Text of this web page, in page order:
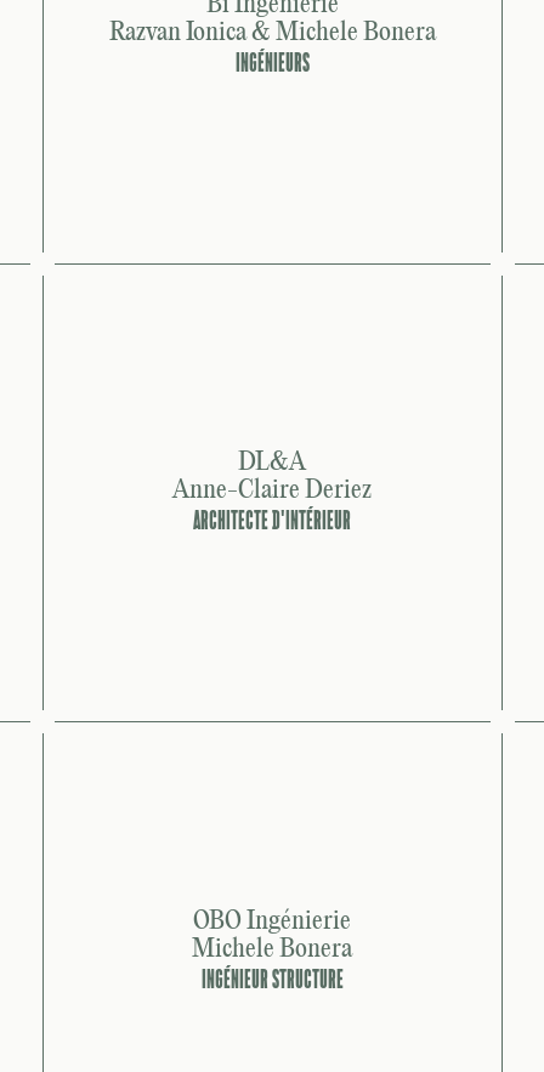
Razvan Ionica & Michele Bonera
INGÉNIEURS
DL&A
Anne-Claire Deriez
ARCHITECTE D'INTÉRIEUR
OBO Ingénierie
Michele Bonera
INGÉNIEUR STRUCTURE